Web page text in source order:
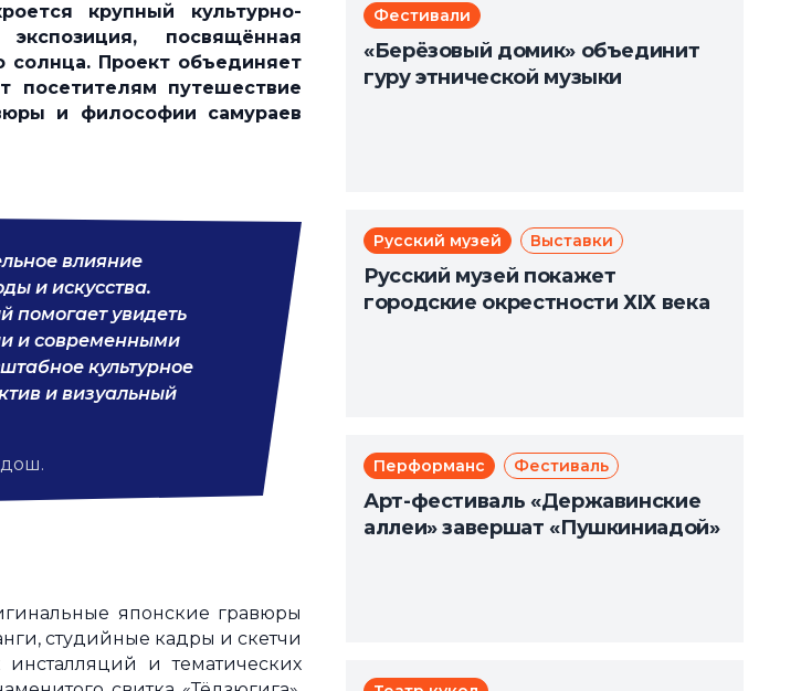
крупный культурно-
посвящённая
солнца. Проект объединяет
посетителям путешествие
и философии самураев
влияние
и искусства.
помогает увидеть
и современными
культурное
и визуальный
японские гравюры
студийные кадры и скетчи
инсталляций и тематических
Фестивали
«Берёзовый домик» объединит
гуру этнической музыки
Русский музей Выставки
Русский музей покажет
городские окрестности ХIХ века
Перформанс Фестиваль
Арт-фестиваль «Державинские
аллеи» завершат «Пушкиниадой»